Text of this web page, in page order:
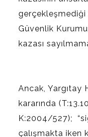
Güvenlik
kazası
Ancak, Yargıtay
kararında
K:2004/527);
çalışmakta iken